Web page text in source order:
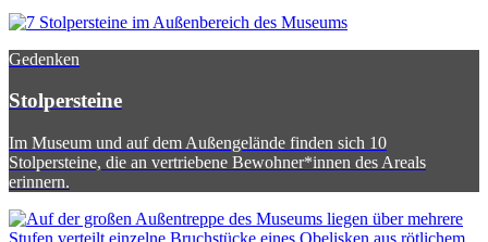
Gedenken
Stolpersteine
Im Museum und auf dem Außengelände finden sich 10
Stolpersteine, die an vertriebene Bewohner*innen des Areals
erinnern.